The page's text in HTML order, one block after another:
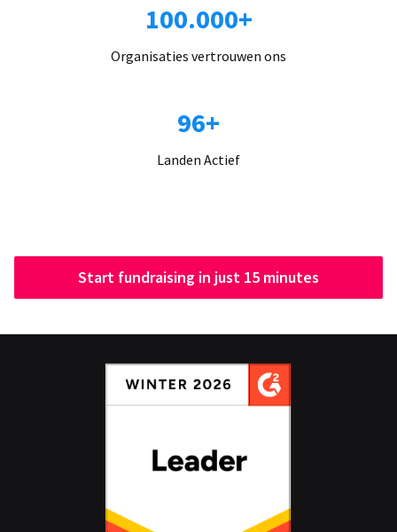
100.000+
Organisaties vertrouwen ons
96+
Landen Actief
Start fundraising in just 15 minutes